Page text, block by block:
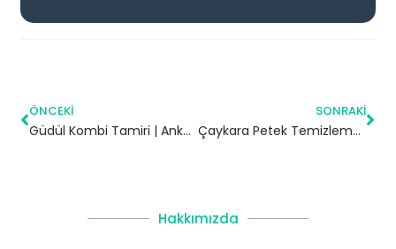
ÖNCEKI
Güdül Kombi Tamiri | Ankara
SONRAKI
Çaykara Petek Temizleme | Trabzon
Hakkımızda